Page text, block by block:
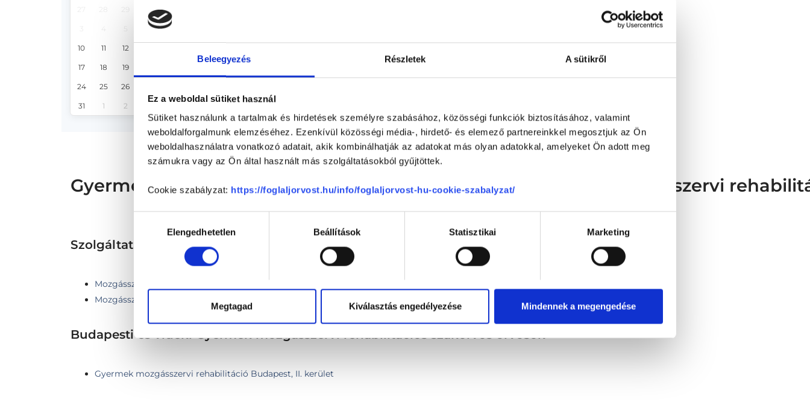
Beleegyezés Részletek A sütikről
Ez a weboldal sütiket használ
Sütiket használunk a tartalmak és hirdetések személyre szabásához, közösségi funkciók biztosításához, valamint
weboldalforgalmunk elemzéséhez. Ezenkívül közösségi média-, hirdető- és elemező partnereinkkel megosztjuk az Ön
weboldalhasználatra vonatkozó adatait, akik kombinálhatják az adatokat más olyan adatokkal, amelyeket Ön adott meg
számukra vagy az Ön által használt más szolgáltatásokból gyűjtöttek.
Cookie szabályzat: https://foglaljorvost.hu/info/foglaljorvost-hu-cookie-szabalyzat/
kiválasztásaElengedhetetlen Beállítások Statisztikai Marketing
Megtagad Kiválasztás engedélyezése Mindennek a megengedése
30 31
7
10 11 12
17 18 19
24 25 26
31 1 2
Gyermek mozgásszervi rehabilitációs szakorvos - Gyermek mozgásszervi
Szolgáltatások
Mozgásszervi terápia - hosszú kezelés
Mozgásszervi terápia - rövid kezelés
Budapesti és vidéki Gyermek mozgásszervi rehabilitációs szakorvos orvosok
Gyermek mozgásszervi rehabilitáció Budapest, II. kerület